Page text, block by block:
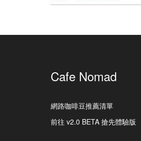
Cafe Nomad
網路咖啡豆推薦清單
前往 v2.0 BETA 搶先體驗版